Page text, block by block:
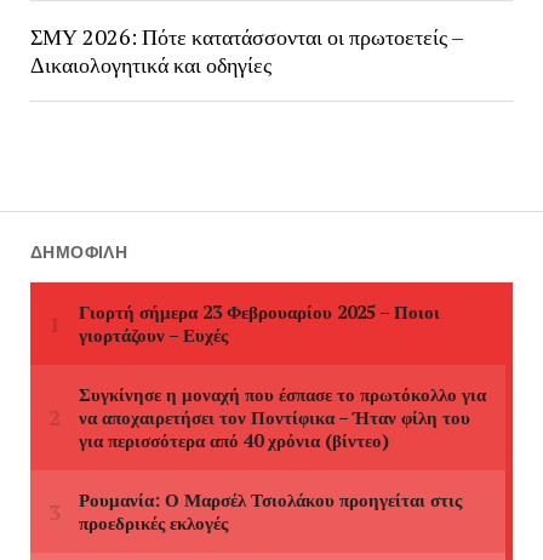
ΣΜΥ 2026: Πότε κατατάσσονται οι πρωτοετείς –
Δικαιολογητικά και οδηγίες
ΔΗΜΟΦΙΛΉ